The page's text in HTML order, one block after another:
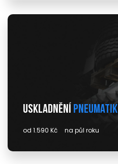
Uskladnění pneumatik
od 1.590 Kč na půl roku